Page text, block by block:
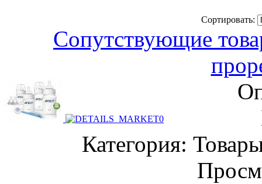
Сортировать:
Сопутствующие
Категория: